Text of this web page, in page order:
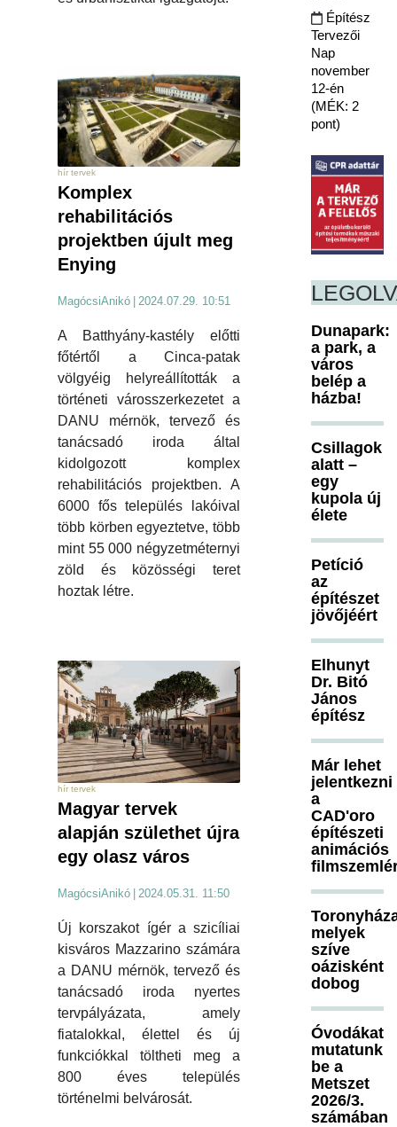
hír tervek
Komplex
rehabilitációs
projektben újult meg
Enying
MagócsiAnikó 2024.07.29. 10:51
A Batthyány-kastély előtti
főtértől a Cinca-patak
völgyéig helyreállították a
történeti városszerkezetet a
DANU mérnök, tervező és
tanácsadó iroda által
kidolgozott komplex
rehabilitációs projektben. A
6000 fős település lakóival
több körben egyeztetve, több
mint 55 000 négyzetméternyi
zöld és közösségi teret
hoztak létre.
hír tervek
Magyar tervek
alapján születhet újra
egy olasz város
MagócsiAnikó | 2024.05.31. 11:50
Új korszakot ígér a szicíliai
kisváros Mazzarino számára
a DANU mérnök, tervező és
tanácsadó iroda nyertes
tervpályázata, amely
fiatalokkal, élettel és új
funkciókkal töltheti meg a
800 éves település
történelmi belvárosát.
Építész
Tervezői
Nap
november
12-én
(MÉK: 2
pont)
Dunapark:
a park, a
város
belép a
házba!
Csillagok
alatt –
egy
kupola új
élete
Petíció
az
építészet
jövőjéért
Elhunyt
Dr. Bitó
János
építész
Már lehet
jelentkezni
a
CAD'oro
építészeti
animációs
melyek
szíve
oázisként
dobog
Óvodákat
mutatunk
be a
Metszet
2026/3.
számában